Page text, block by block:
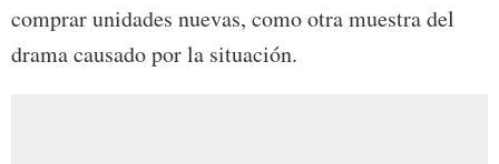
comprar unidades nuevas, como otra muestra del
drama causado por la situación.